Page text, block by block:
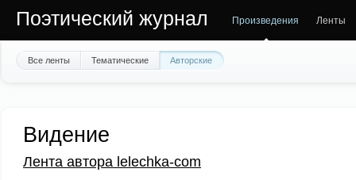
Поэтический журнал Произведения Ленты
Все ленты Тематические Авторские
Видение
Лента автора lelechka-com